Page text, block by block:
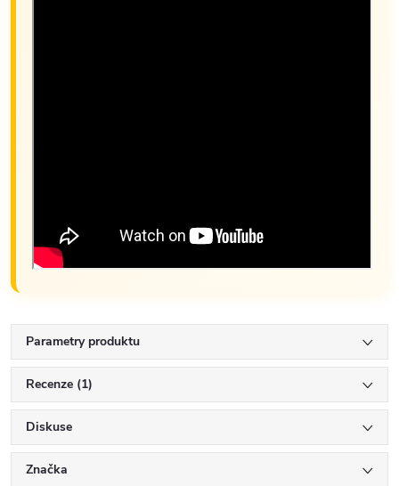
Parametry produktu
Recenze (1)
Diskuse
Značka